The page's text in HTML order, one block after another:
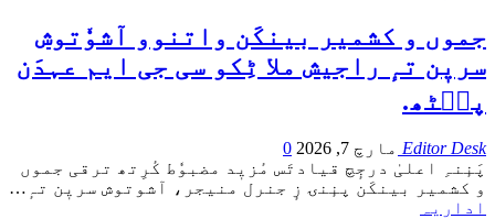
جموں و کشمیر بینکَن واتنوو آشوٗتوش
سریٖن تہٕ راجیش ملا ٹِکو سی جی ایم عہدَن
پٮ۪ٹھ.
Editor Desk مارچ 7, 2026
0
پَنٕنہِ اعلیٰ درجٕچ قیادتَس مٔزیٖد مضبوٗط کٔرِتھ ترقی جموں
و کشمیر بینکَن پنٕنۍ زٕ جنرل منیجر، آشوتوش سریٖن تہٕ …
اداریہ